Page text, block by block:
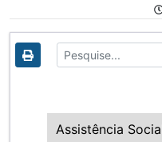
Assistência